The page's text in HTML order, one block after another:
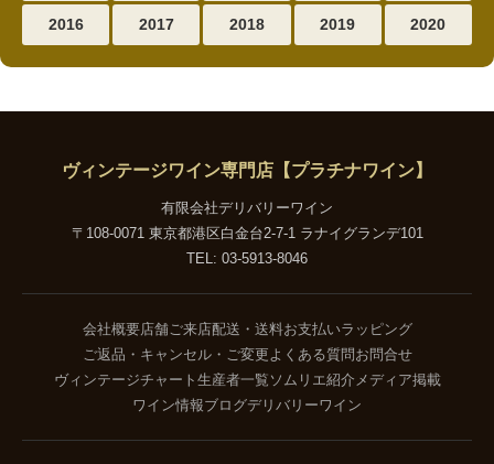
2016 2017 2018 2019 2020
ヴィンテージワイン専門店【プラチナワイン】
有限会社デリバリーワイン
〒108-0071 東京都港区白金台2-7-1 ラナイグランデ101
TEL: 03-5913-8046
会社概要店舗ご来店配送・送料お支払いラッピング
ご返品・キャンセル・ご変更よくある質問 お問合せ
ヴィンテージチャート 生産者一覧 ソムリエ紹介 メディア掲載
ワイン情報ブログデリバリーワイン